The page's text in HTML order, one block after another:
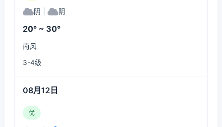
阴 阴
20° ~ 30°
南风
3-4级
08月12日
优